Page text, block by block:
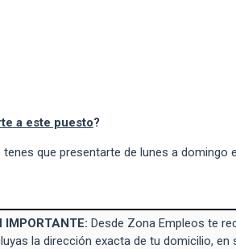
a este puesto?
que presentarte de lunes a domingo
IMPORTANTE: Desde Zona Empleos te
la dirección exacta de tu domicilio,